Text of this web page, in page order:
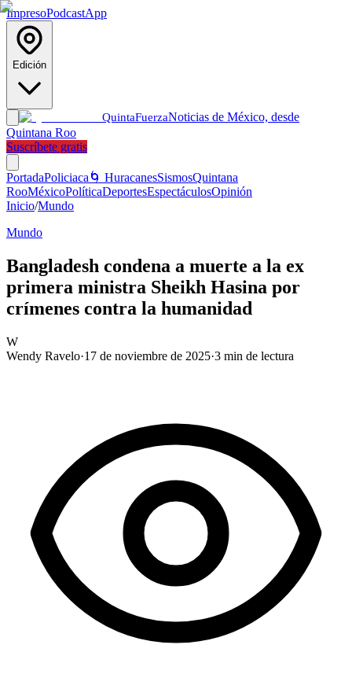
ImpresoPodcastApp
Edición
QuintaFuerzaNoticias de México, desde
Quintana Roo
Suscríbete gratis
PortadaPoliciaca 🌀 HuracanesSismosQuintana
RooMéxicoPolíticaDeportesEspectáculosOpinión
Inicio/Mundo
Mundo
Bangladesh condena a muerte a la ex
primera ministra Sheikh Hasina por
crímenes contra la humanidad
W
Wendy Ravelo·17 de noviembre de 2025·3 min de lectura